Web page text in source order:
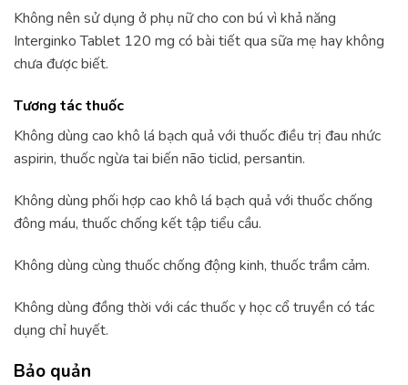
Không nên sử dụng ở phụ nữ cho con bú vì khả năng
Interginko Tablet 120 mg có bài tiết qua sữa mẹ hay không
chưa được biết.
Tương tác thuốc
Không dùng cao khô lá bạch quả với thuốc điều trị đau nhức
aspirin, thuốc ngừa tai biến não ticlid, persantin.
Không dùng phối hợp cao khô lá bạch quả với thuốc chống
đông máu, thuốc chống kết tập tiểu cầu.
Không dùng cùng thuốc chống động kinh, thuốc trầm cảm.
Không dùng đồng thời với các thuốc y học cổ truyền có tác
dụng chỉ huyết.
Bảo quản